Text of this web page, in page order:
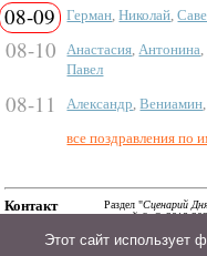
08-09 Герман ,Николай ,
08-10 Анастасия Антонина
Павел
08-11 Александр ,Вениамин
все поздравления по
Контакт
Раздел "Сценарий
стихий»". © 2018-
на АйПоздравил.
использовании
Этот сайт использует